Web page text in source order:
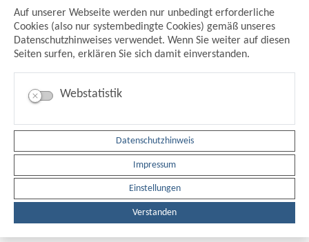
Auf unserer Webseite werden nur unbedingt erforderliche
Cookies (also nur systembedingte Cookies) gemäß unseres
Datenschutzhinweises verwendet. Wenn Sie weiter auf diesen
Seiten surfen, erklären Sie sich damit einverstanden.
Webstatistik
Datenschutzhinweis
Impressum
Einstellungen
Verstanden
Standesamt
Friedhofsverwaltung
Planen und Bauen (Bauamt)
Impressum
Datenschutzhinweis
Anmelden
Facebook
xing
Newsfeed Ausschreibungen
Newsfeed Bekanntmachungen
Erklärung Barrierefreiheit